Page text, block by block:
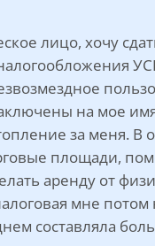
лицо, хочу
на мое
за меня. В
площади,
аренду от
мне потом
составляла